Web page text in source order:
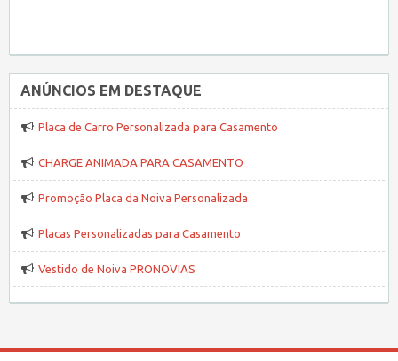
ANÚNCIOS EM DESTAQUE
Placa de Carro Personalizada para Casamento
CHARGE ANIMADA PARA CASAMENTO
Promoção Placa da Noiva Personalizada
Placas Personalizadas para Casamento
Vestido de Noiva PRONOVIAS